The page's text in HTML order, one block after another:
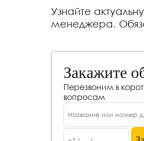
Узнайте
менеджера.
Закажите
Перезвоним в
вопросам